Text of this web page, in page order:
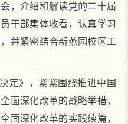
，介绍和解读党的二十届
干部集体收看，认真学习
并紧密结合新燕园校区工
定》，紧紧围绕推进中国
面深化改革的战略举措，
面深化改革的实践续篇，